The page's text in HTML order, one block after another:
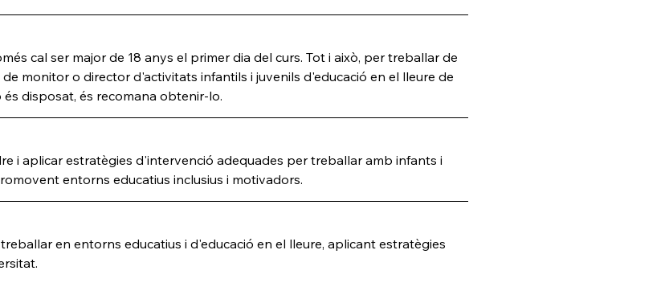
cal ser major de 18 anys el primer dia del curs. Tot i això, per treballar de
monitor o director d'activitats infantils i juvenils d'educació en el lleure de
disposat, és recomana obtenir-lo.
i aplicar estratègies d'intervenció adequades per treballar amb infants i
entorns educatius inclusius i motivadors.
en entorns educatius i d'educació en el lleure, aplicant estratègies